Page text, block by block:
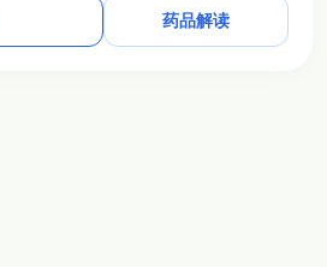
药品解读